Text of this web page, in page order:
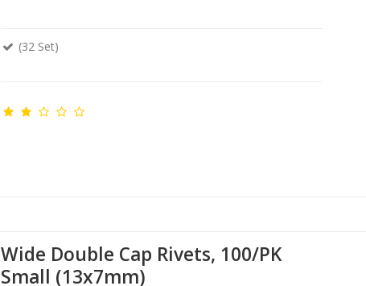
(32 Set)
Wide Double Cap Rivets, 100/PK
Small (13x7mm)